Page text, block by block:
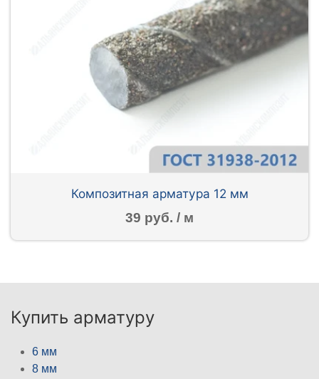
Композитная арматура 12 мм
39 руб. / м
Купить арматуру
6 мм
8 мм